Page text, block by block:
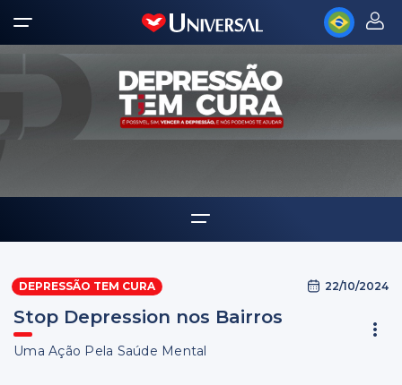
Notícias
DEPRESSÃO TEM CURA 22/10/2024
Stop Depression nos Bairros
Uma Ação Pela Saúde Mental